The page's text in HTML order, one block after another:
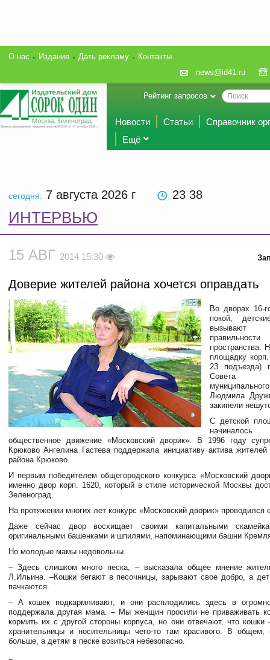
О нас Издания Дать рекламу
Контакты
news@id41.ru
Рейтинг запросов
Новости Статьи
Справочник
Ещё
сегодня: 7 августа 2026 г 23 38
ИНТЕРВЬЮ
15 АВГ 2014 15:30
Доверие жителей района хочется оправдать
Во дворах 16-
покой,
вызывают
пространства.
площадку
23 подъезда)
Совета
Людмила
закипели
С детской
общественное движение «Московский дворик». В 1996 году
Крюково Ангелина Гастева поддержала инициативу актива
района Крюково.
И первым победителем общегородского конкурса «Московский
именно двор корп. 1620, который в стиле исторической Москвы
Зеленоград.
На протяжении многих лет конкурс «Московский дворик» проводился
Даже сейчас двор восхищает своими капитальными
оригинальными башенками и шпилями, напоминающими башни
Но молодые мамы недовольны.
– Здесь слишком много песка, – высказала общее мнение
Л.Ильина. –Кошки бегают в песочницы, зарывают свое добро, а
пачкаются.
– А кошек подкармливают, и они расплодились здесь в
поддержала другая мама. – Мы женщин просили не приваживать
кормить их с другой стороны корпуса, но они отвечают, что кошки
хранительницы и носительницы чего-то там красивого. В
больше, а детям в песке возиться небезопасно.